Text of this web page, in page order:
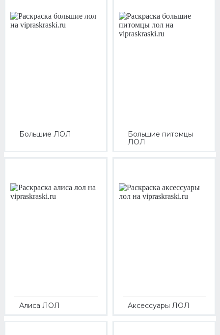
Большие ЛОЛ
Большие питомцы
ЛОЛ
Алиса ЛОЛ Аксессуары ЛОЛ